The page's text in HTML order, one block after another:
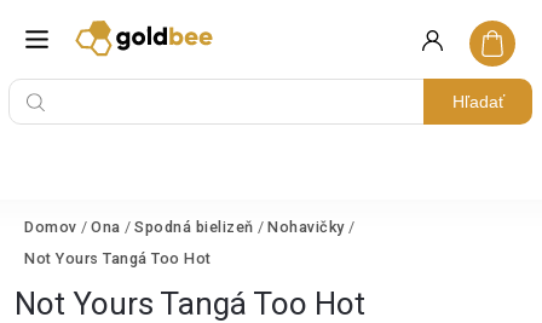
Hľadať
Domov / Ona / Spodná bielizeň / Nohavičky /
Not Yours Tangá Too Hot
Not Yours Tangá Too Hot